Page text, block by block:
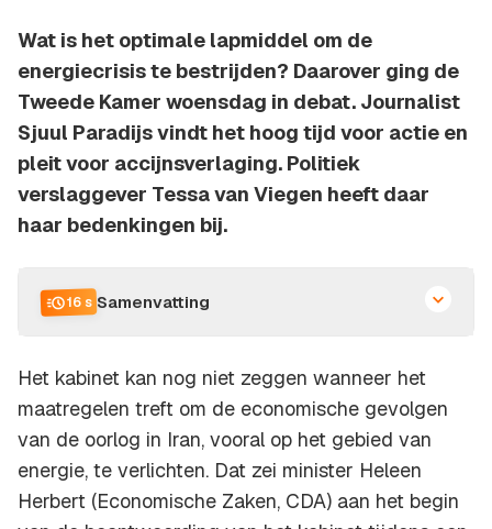
Wat is het optimale lapmiddel om de
energiecrisis te bestrijden? Daarover ging de
Tweede Kamer woensdag in debat. Journalist
Sjuul Paradijs vindt het hoog tijd voor actie en
pleit voor accijnsverlaging. Politiek
verslaggever Tessa van Viegen heeft daar
haar bedenkingen bij.
16 s Samenvatting
Het kabinet kan nog niet zeggen wanneer het
maatregelen treft om de economische gevolgen
van de oorlog in Iran, vooral op het gebied van
energie, te verlichten. Dat zei minister Heleen
Herbert (Economische Zaken, CDA) aan het begin